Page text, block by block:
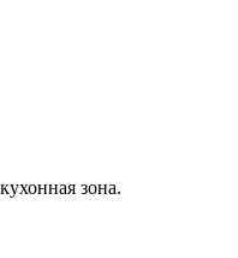
зона.